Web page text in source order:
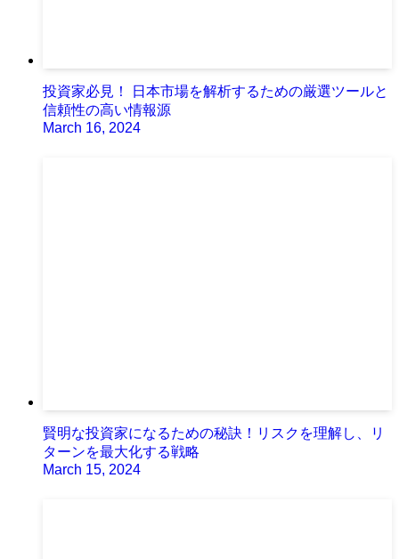
投資家必見！ 日本市場を解析するための厳選ツールと
信頼性の高い情報源
March 16, 2024
賢明な投資家になるための秘訣！リスクを理解し、リ
ターンを最大化する戦略
March 15, 2024